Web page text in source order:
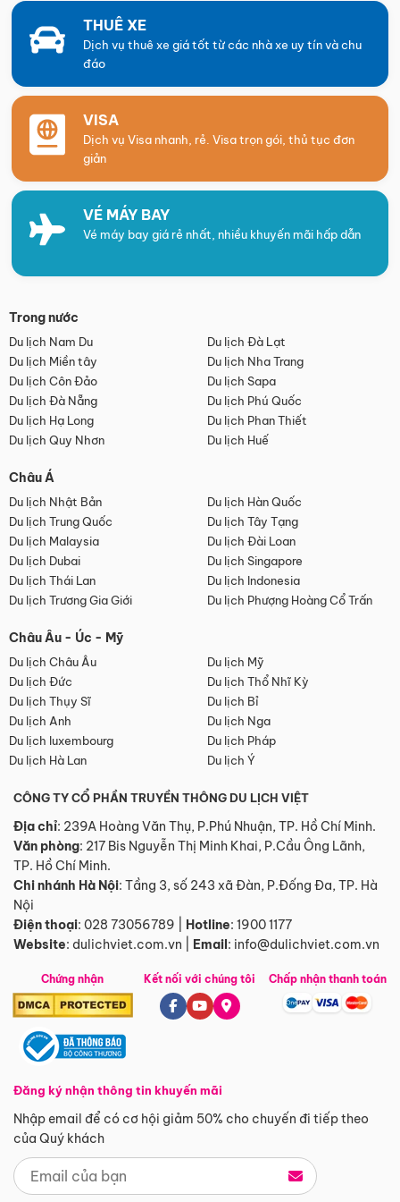
THUÊ XE
Dịch vụ thuê xe giá tốt từ các nhà xe uy tín và chu
đáo
VISA
Dịch vụ Visa nhanh, rẻ. Visa trọn gói, thủ tục đơn
giản
VÉ MÁY BAY
Vé máy bay giá rẻ nhất, nhiều khuyến mãi hấp dẫn
Trong nước
Du lịch Nam Du
Du lịch Đà Lạt
Du lịch Miền tây
Du lịch Nha Trang
Du lịch Côn Đảo
Du lịch Sapa
Du lịch Đà Nẵng
Du lịch Phú Quốc
Du lịch Hạ Long
Du lịch Phan Thiết
Du lịch Quy Nhơn
Du lịch Huế
Châu Á
Du lịch Nhật Bản
Du lịch Hàn Quốc
Du lịch Trung Quốc
Du lịch Tây Tạng
Du lịch Malaysia
Du lịch Đài Loan
Du lịch Dubai
Du lịch Singapore
Du lịch Thái Lan
Du lịch Indonesia
Du lịch Trương Gia Giới
Du lịch Phượng Hoàng Cổ Trấn
Châu Âu - Úc - Mỹ
Du lịch Châu Âu
Du lịch Mỹ
Du lịch Đức
Du lịch Thổ Nhĩ Kỳ
Du lịch Thụy Sĩ
Du lịch Bỉ
Du lịch Anh
Du lịch Nga
Du lịch luxembourg
Du lịch Pháp
Du lịch Hà Lan
Du lịch Ý
CÔNG TY CỔ PHẦN TRUYỀN THÔNG DU LỊCH VIỆT
Địa chỉ: 239A Hoàng Văn Thụ, P.Phú Nhuận, TP. Hồ Chí Minh.
Văn phòng: 217 Bis Nguyễn Thị Minh Khai, P.Cầu Ông Lãnh,
TP. Hồ Chí Minh.
Chi nhánh Hà Nội: Tầng 3, số 243 xã Đàn, P.Đống Đa, TP. Hà
Nội
Điện thoại: 028 73056789 Hotline: 1900 1177
Website: dulichviet.com.vn Email: info@dulichviet.com.vn
Chứng nhận
Đăng ký nhận thông tin khuyến mãi
Nhập email để có cơ hội giảm 50% cho chuyến đi tiếp theo
của Quý khách
Kết nối với chúng tôi Chấp nhận thanh toán